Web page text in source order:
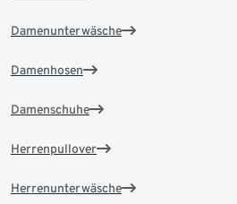
Damenunterwäsche
Damenhosen
Damenschuhe
Herrenpullover
Herrenunterwäsche